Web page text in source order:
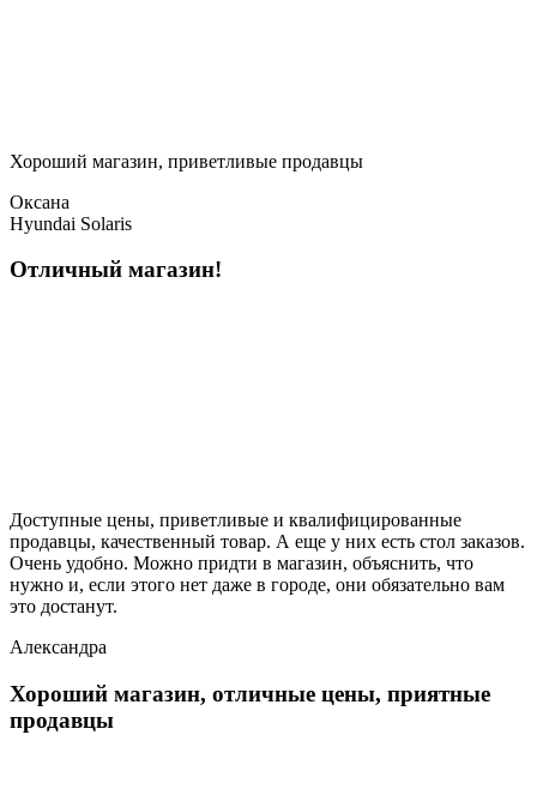
Хороший магазин, приветливые продавцы
Оксана
Hyundai Solaris
Отличный магазин!
Доступные цены, приветливые и квалифицированные
продавцы, качественный товар. А еще у них есть стол заказов.
Очень удобно. Можно придти в магазин, объяснить, что
нужно и, если этого нет даже в городе, они обязательно вам
это достанут.
Александра
Хороший магазин, отличные цены, приятные
продавцы